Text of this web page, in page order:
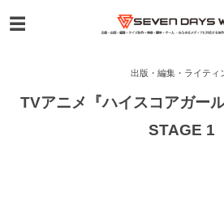
出版・編集・ライティ
TVアニメ『ハイスコアガー
STAGE 1